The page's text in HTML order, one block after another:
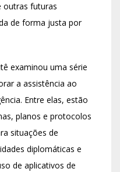
outras futuras
de forma justa por
examinou uma série
a assistência ao
Entre elas, estão
planos e protocolos
situações de
diplomáticas e
de aplicativos de